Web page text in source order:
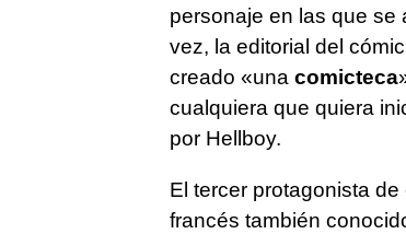
personaje en las que se
vez, la editorial del
creado «una comicteca
cualquiera que quiera
por Hellboy.
El tercer protagonista
francés también